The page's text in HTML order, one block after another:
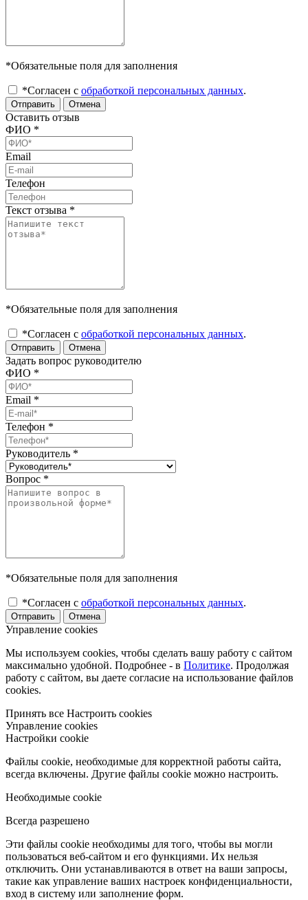
*Обязательные поля для заполнения
*Согласен с обработкой персональных данных.
Отправить Отмена
Оставить отзыв
ФИО *
Email
Телефон
Текст отзыва *
*Обязательные поля для заполнения
*Согласен с обработкой персональных данных.
Отправить Отмена
Задать вопрос руководителю
ФИО *
Email *
Телефон *
Руководитель *
Вопрос *
*Обязательные поля для заполнения
*Согласен с обработкой персональных данных.
Отправить Отмена
Управление cookies
Мы используем cookies, чтобы сделать вашу работу с сайтом
максимально удобной. Подробнее - в Политике. Продолжая
работу с сайтом, вы даете согласие на использование файлов
cookies.
Принять все Настроить cookies
Управление cookies
Настройки cookie
Файлы cookie, необходимые для корректной работы сайта,
всегда включены. Другие файлы cookie можно настроить.
Необходимые cookie
Всегда разрешено
Эти файлы cookie необходимы для того, чтобы вы могли
пользоваться веб-сайтом и его функциями. Их нельзя
отключить. Они устанавливаются в ответ на ваши запросы,
такие как управление ваших настроек конфиденциальности,
вход в систему или заполнение форм.